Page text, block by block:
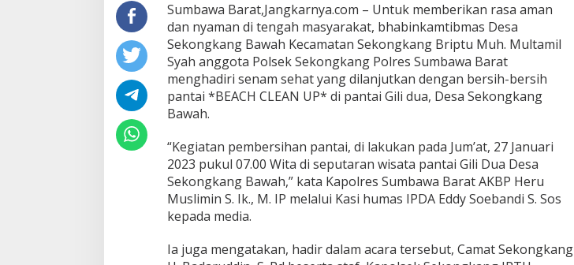
Sumbawa Barat,Jangkarnya.com – Untuk memberikan rasa aman
dan nyaman di tengah masyarakat, bhabinkamtibmas Desa
Sekongkang Bawah Kecamatan Sekongkang Briptu Muh. Multamil
Syah anggota Polsek Sekongkang Polres Sumbawa Barat
menghadiri senam sehat yang dilanjutkan dengan bersih-bersih
pantai *BEACH CLEAN UP* di pantai Gili dua, Desa Sekongkang
Bawah.
“Kegiatan pembersihan pantai, di lakukan pada Jum’at, 27 Januari
2023 pukul 07.00 Wita di seputaran wisata pantai Gili Dua Desa
Sekongkang Bawah,” kata Kapolres Sumbawa Barat AKBP Heru
Muslimin S. Ik., M. IP melalui Kasi humas IPDA Eddy Soebandi S. Sos
kepada media.
Ia juga mengatakan, hadir dalam acara tersebut, Camat Sekongkang